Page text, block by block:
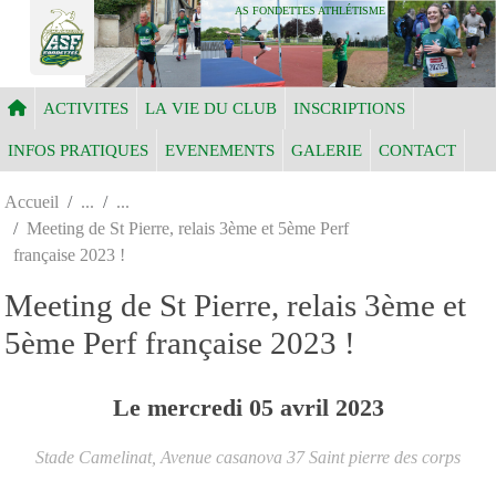
AS FONDETTES ATHLÉTISME
ACTIVITES LA VIE DU CLUB INSCRIPTIONS
INFOS PRATIQUES EVENEMENTS GALERIE CONTACT
Accueil
Meeting de St Pierre, relais 3ème et 5ème Perf
française 2023 !
Meeting de St Pierre, relais 3ème et
5ème Perf française 2023 !
Le mercredi 05 avril 2023
Stade Camelinat, Avenue casanova 37 Saint pierre des corps
Panneau de gestion des cookies